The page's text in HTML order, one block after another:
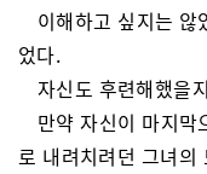
이해하고 싶지는 않
었다.
자신도 후련해했을
만약 자신이 마지막
로 내려치려던 그녀의